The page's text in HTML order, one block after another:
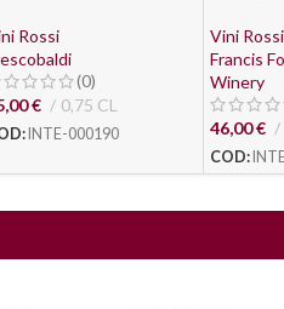
Rossi
(0)
€ 0,75 CL
INTE-000190
2017 –
Vini Rossi
Francis
Winery
46,00€
COD: